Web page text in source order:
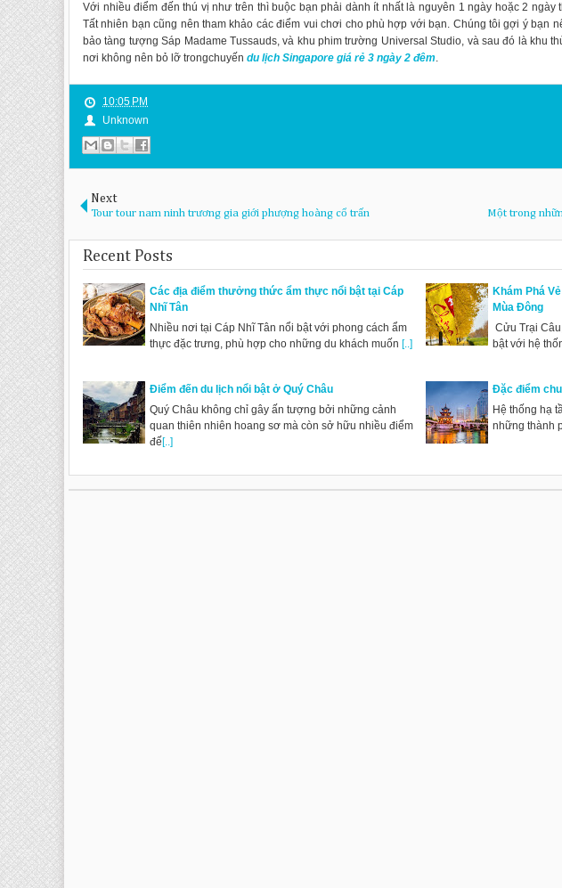
Với nhiều điểm đến thú vị như trên thì buộc bạn phải dành ít nhất là nguyên 1 ngày hoặc 2 ngày
Tất nhiên bạn cũng nên tham khảo các điểm vui chơi cho phù hợp với bạn. Chúng tôi gợi ý bạn
bảo tàng tượng Sáp Madame Tussauds, và khu phim trường Universal Studio, và sau đó là khu
nơi không nên bỏ lỡ trongchuyến du lịch Singapore giá rẻ 3 ngày 2 đêm.
10:05 PM
Unknown
Next
Tour tour nam ninh trương gia giới phượng hoàng cổ trấn Một trong
Recent Posts
Các địa điểm thưởng thức ẩm thực nổi bật tại Cáp
Nhĩ Tân
Nhiều nơi tại Cáp Nhĩ Tân nổi bật với phong cách ẩm
thực đặc trưng, phù hợp cho những du khách muốn [..]
Khám Phá
Mùa Đông
Cửu Trại
bật với hệ
Điểm đến du lịch nổi bật ở Quý Châu
Quý Châu không chỉ gây ấn tượng bởi những cảnh
quan thiên nhiên hoang sơ mà còn sở hữu nhiều điểm
đế[..]
Đặc điểm
Hệ thống hạ
những thành